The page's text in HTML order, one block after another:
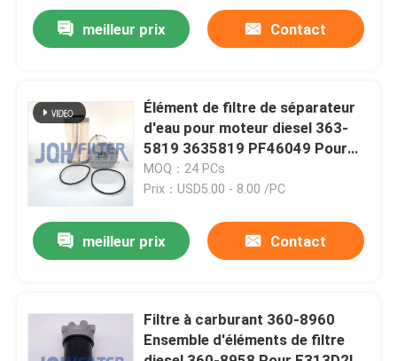
À propos de nous
Contrôle de la qualité
Nous contacter
Nouvelles
Excavatrice Air Filter
meilleur prix Contact
Élément de filtre de séparateur
d'eau pour moteur diesel 363-
5819 3635819 PF46049 Pour
générateurs de chargeurs de
pellets
MOQ：24 PCs
Prix：USD5.00 - 8.00 /PC
meilleur prix Contact
Filtre à carburant 360-8960
Ensemble d'éléments de filtre